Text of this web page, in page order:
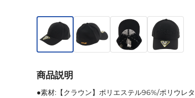
商品説明
●素材:【クラウン】ポリエステル96%/ポリウレ